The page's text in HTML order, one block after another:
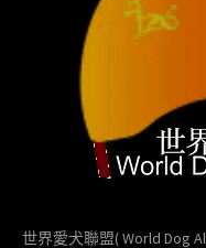
世界愛犬聯盟( World Dog